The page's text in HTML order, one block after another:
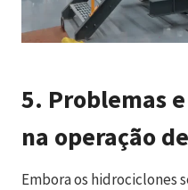
5. Problemas
na operação
Embora os hidrociclones